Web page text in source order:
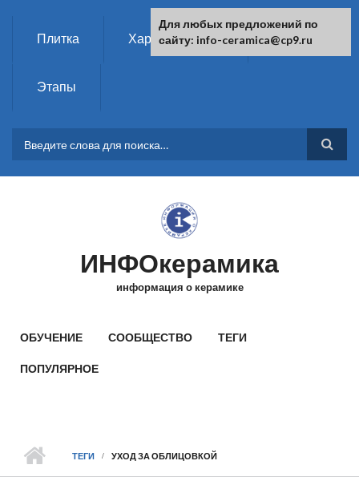
Перейти к основному содержанию
Плитка Характеристики Химия
Этапы
ФОРМА ПОИСКА
ИНФОкерамика
информация о керамике
ОБУЧЕНИЕ СООБЩЕСТВО ТЕГИ
ПОПУЛЯРНОЕ
ТЕГИ УХОД ЗА ОБЛИЦОВКОЙ
Для любых предложений по
сайту: info-ceramica@cp9.ru